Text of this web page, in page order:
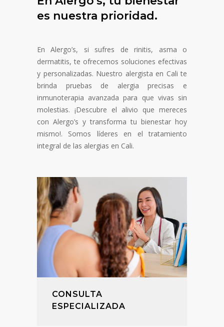
es nuestra prioridad.
En Alergo’s, si sufres de rinitis, asma o
dermatitis, te ofrecemos soluciones efectivas
y personalizadas. Nuestro alergista en Cali te
brinda pruebas de alergia precisas e
inmunoterapia avanzada para que vivas sin
molestias. ¡Descubre el alivio que mereces
con Alergo’s y transforma tu bienestar hoy
mismo!. Somos líderes en el tratamiento
integral de las alergias en Cali.
CONSULTA
ESPECIALIZADA